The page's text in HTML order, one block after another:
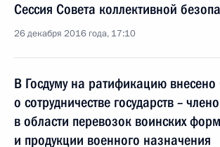
Сессия Совета коллективной
26 декабря 2016 года, 17:10
В Госдуму на ратификацию
о сотрудничестве государств –
в области перевозок воинских
и продукции военного назначения